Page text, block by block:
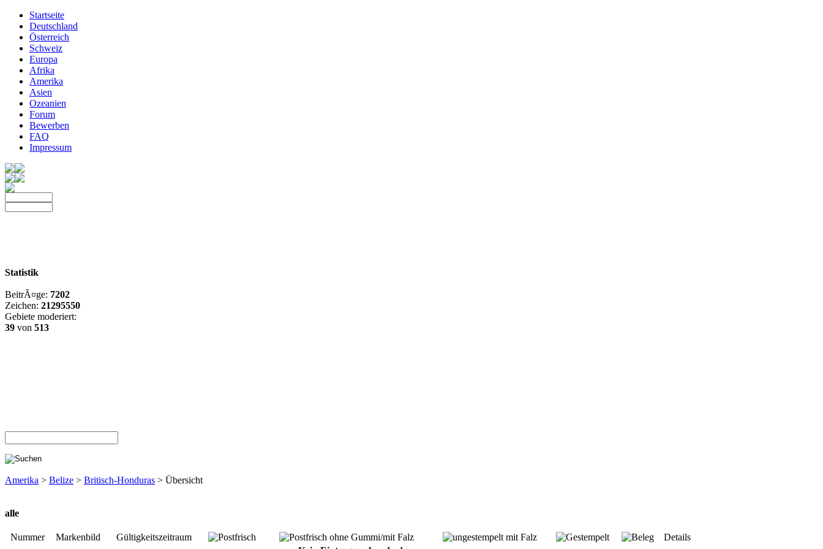
Startseite
Deutschland
Österreich
Schweiz
Europa
Afrika
Amerika
Asien
Ozeanien
Forum
Bewerben
FAQ
Impressum
Statistik
BeitrÃ¤ge: 7202
Zeichen: 21295550
Gebiete moderiert:
39 von 513
Amerika > Belize > Britisch-Honduras > Übersicht
alle
Nummer Markenbild Gültigkeitszeitraum
Details